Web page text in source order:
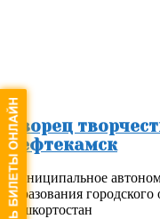
Дворец
Нефтекамск
Муниципальное
образования
Башкортостан